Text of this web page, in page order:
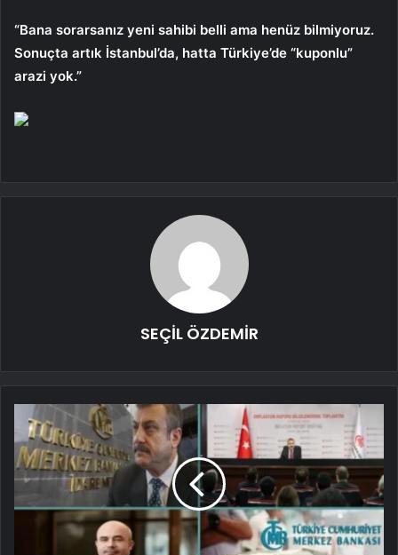
“Bana sorarsanız yeni sahibi belli ama henüz bilmiyoruz.
Sonuçta artık İstanbul’da, hatta Türkiye’de “kuponlu”
arazi yok.”
SEÇİL ÖZDEMİR